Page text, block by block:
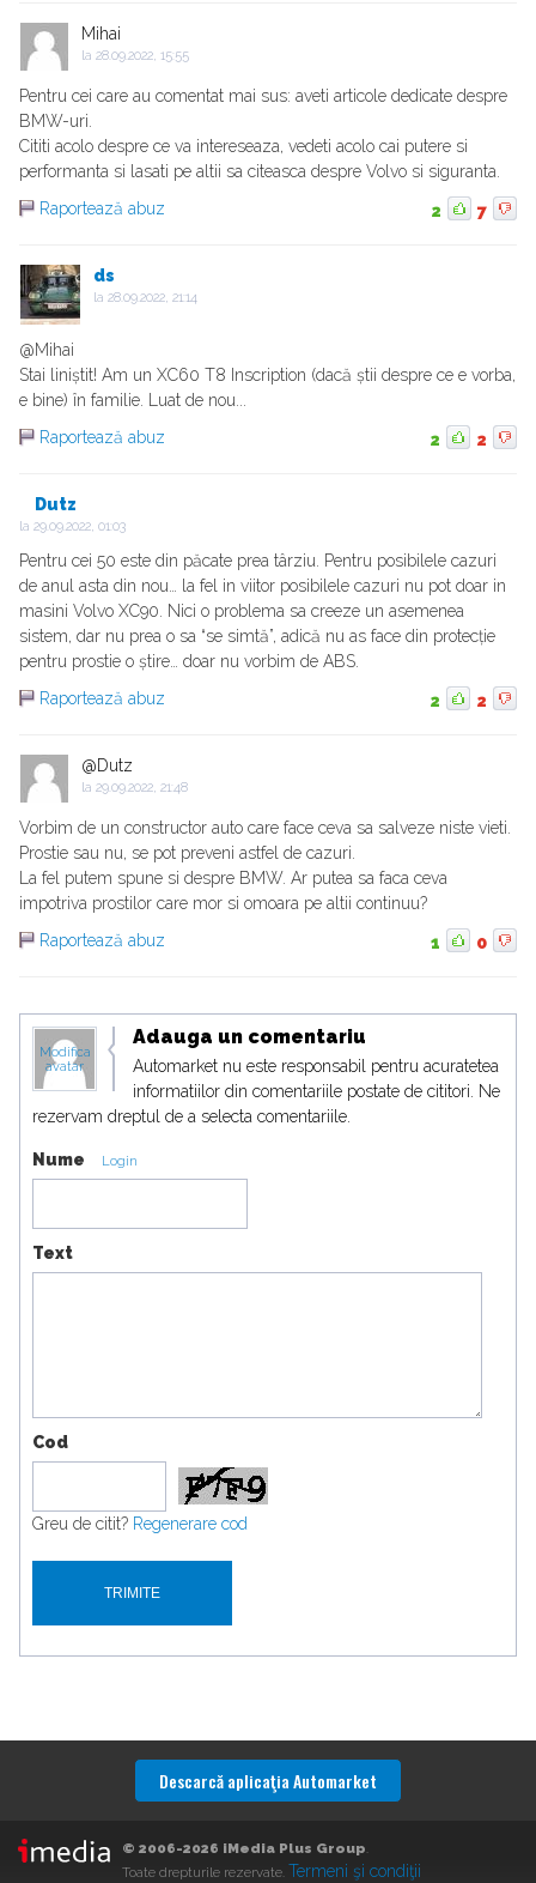
Mihai
la 28.09.2022, 15:55
Pentru cei care au comentat mai sus: aveti articole dedicate despre
BMW-uri.
Cititi acolo despre ce va intereseaza, vedeti acolo cai putere si
performanta si lasati pe altii sa citeasca despre Volvo si siguranta.
Raportează abuz
2 7
ds
la 28.09.2022, 21:14
@Mihai
Stai liniștit! Am un XC60 T8 Inscription (dacă știi despre ce e vorba,
e bine) în familie. Luat de nou...
Raportează abuz
2 2
Dutz
la 29.09.2022, 01:03
Pentru cei 50 este din păcate prea târziu. Pentru posibilele cazuri
de anul asta din nou… la fel in viitor posibilele cazuri nu pot doar in
masini Volvo XC90. Nici o problema sa creeze un asemenea
sistem, dar nu prea o sa “se simtă”, adică nu as face din protecție
pentru prostie o știre… doar nu vorbim de ABS.
Raportează abuz
2 2
@Dutz
la 29.09.2022, 21:48
Vorbim de un constructor auto care face ceva sa salveze niste vieti.
Prostie sau nu, se pot preveni astfel de cazuri.
La fel putem spune si despre BMW. Ar putea sa faca ceva
impotriva prostilor care mor si omoara pe altii continuu?
Raportează abuz
1 0
Modifica
avatar
Adauga un comentariu
Automarket nu este responsabil pentru acuratetea
informatiilor din comentariile postate de cititori. Ne
rezervam dreptul de a selecta comentariile.
Nume Login
Text
Cod
Greu de citit? Regenerare cod
Descarcă aplicaţia Automarket
© 2006-2026 iMedia Plus Group
Toate drepturile rezervate. Termeni şi condiţii